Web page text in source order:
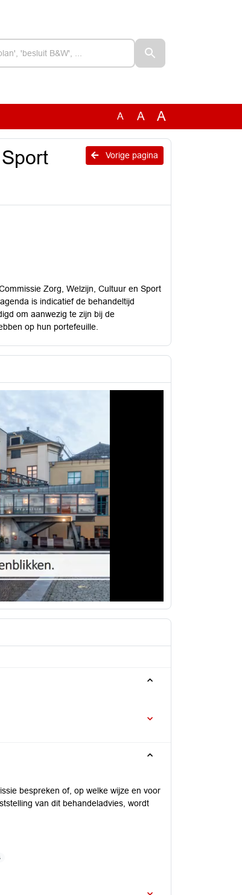
A A A
Vorige pagina
Zorg, Welzijn, Cultuur en Sport
is indicatief de behandeltijd
om aanwezig te zijn bij de
op hun portefeuille.
bespreken of, op welke wijze en voor
van dit behandeladvies, wordt